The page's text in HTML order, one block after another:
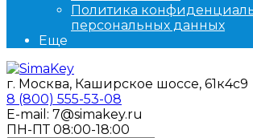
Политика
персональных данных
Еще
г. Москва, Каширское шоссе, 61к4с9
8 (800) 555-53-08
E-mail: 7@simakey.ru
ПН-ПТ 08:00-18:00